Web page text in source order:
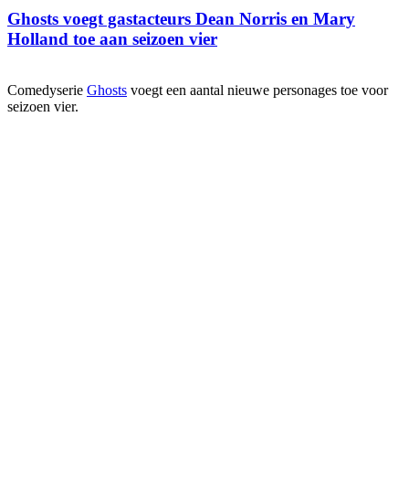
Ghosts voegt gastacteurs Dean Norris en Mary
Holland toe aan seizoen vier
Comedyserie Ghosts voegt een aantal nieuwe personages toe voor
seizoen vier.